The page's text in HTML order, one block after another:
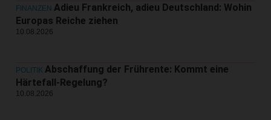
FINANZEN Adieu Frankreich, adieu Deutschland: Wohin
Europas Reiche ziehen
10.08.2026
POLITIK Abschaffung der Frührente: Kommt eine
Härtefall-Regelung?
10.08.2026